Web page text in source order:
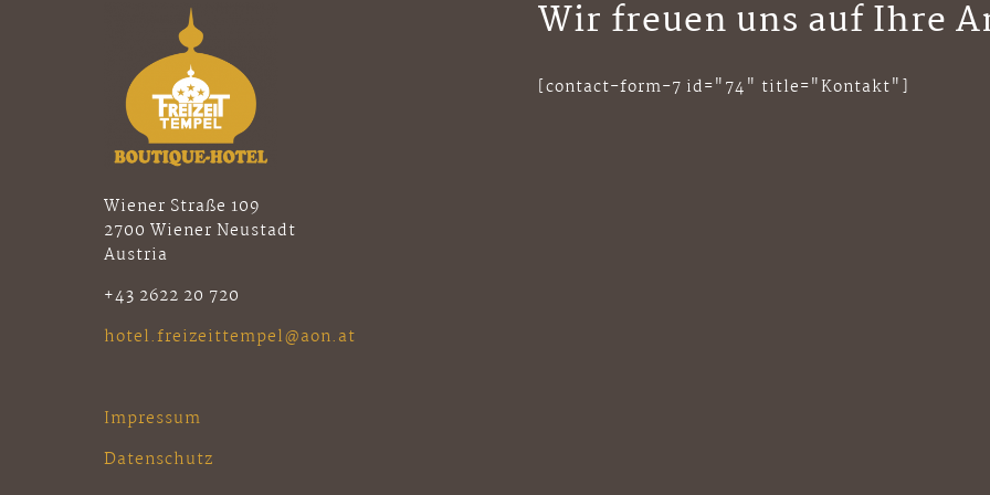
Wiener Straße 109
2700 Wiener Neustadt
Austria
+43 2622 20 720
hotel.freizeittempel@aon.at
Impressum
Datenschutz
Wir freuen uns auf Ihre
[contact-form-7 id="74" title="Kontakt"]